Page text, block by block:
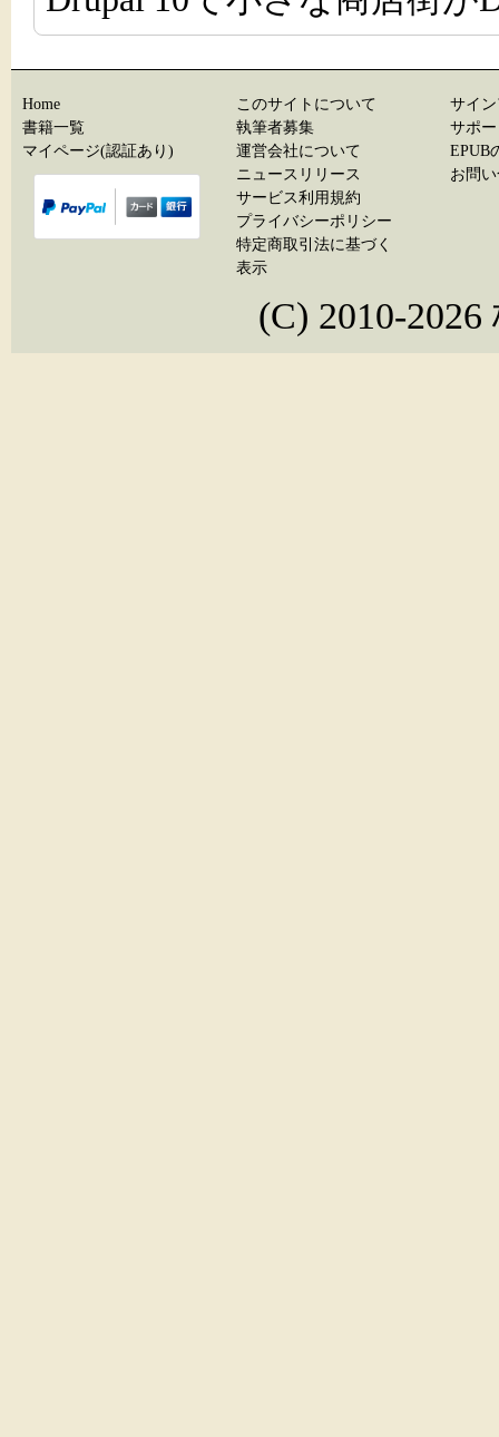
Home
書籍一覧
マイページ(認証あり)
このサイトについて
執筆者募集
運営会社について
ニュースリリース
サービス利用規約
プライバシーポリシー
特定商取引法に基づく
表示
サイ
サポ
EPUB
お問
(C) 2010-